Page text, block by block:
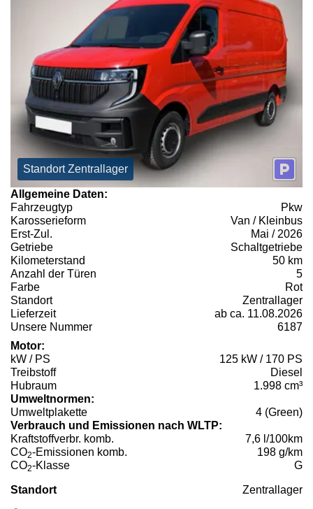
Standort Zentrallager
Allgemeine Daten:
Fahrzeugtyp
Pkw
Karosserieform
Van / Kleinbus
Erst-Zul.
Mai / 2026
Getriebe
Schaltgetriebe
Kilometerstand
50 km
Anzahl der Türen
5
Farbe
Rot
Standort
Zentrallager
Lieferzeit
ab ca. 11.08.2026
Unsere Nummer
6187
Motor:
kW / PS
125 kW / 170 PS
Treibstoff
Diesel
Hubraum
1.998 cm³
Umweltnormen:
Umweltplakette
4 (Green)
Verbrauch und Emissionen nach WLTP:
Kraftstoffverbr. komb.
7,6 l/100km
CO2-Emissionen komb.
198 g/km
CO2-Klasse G
Standort Zentrallager